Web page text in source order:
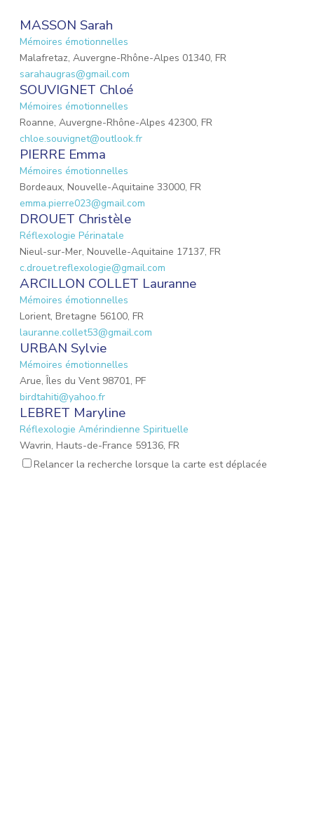
MASSON Sarah
Mémoires émotionnelles
Malafretaz, Auvergne-Rhône-Alpes 01340, FR
sarahaugras@gmail.com
SOUVIGNET Chloé
Mémoires émotionnelles
Roanne, Auvergne-Rhône-Alpes 42300, FR
chloe.souvignet@outlook.fr
PIERRE Emma
Mémoires émotionnelles
Bordeaux, Nouvelle-Aquitaine 33000, FR
emma.pierre023@gmail.com
DROUET Christèle
Réflexologie Périnatale
Nieul-sur-Mer, Nouvelle-Aquitaine 17137, FR
c.drouet.reflexologie@gmail.com
ARCILLON COLLET Lauranne
Mémoires émotionnelles
Lorient, Bretagne 56100, FR
lauranne.collet53@gmail.com
URBAN Sylvie
Mémoires émotionnelles
Arue, Îles du Vent 98701, PF
birdtahiti@yahoo.fr
LEBRET Maryline
Réflexologie Amérindienne Spirituelle
Wavrin, Hauts-de-France 59136, FR
portage.marylinelbt@gmail.com
Relancer la recherche lorsque la carte est déplacée